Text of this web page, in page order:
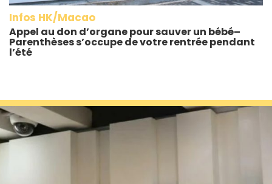
Infos HK/Macao
Appel au don d’organe pour sauver un bébé–
Parenthèses s’occupe de votre rentrée pendant
l’été